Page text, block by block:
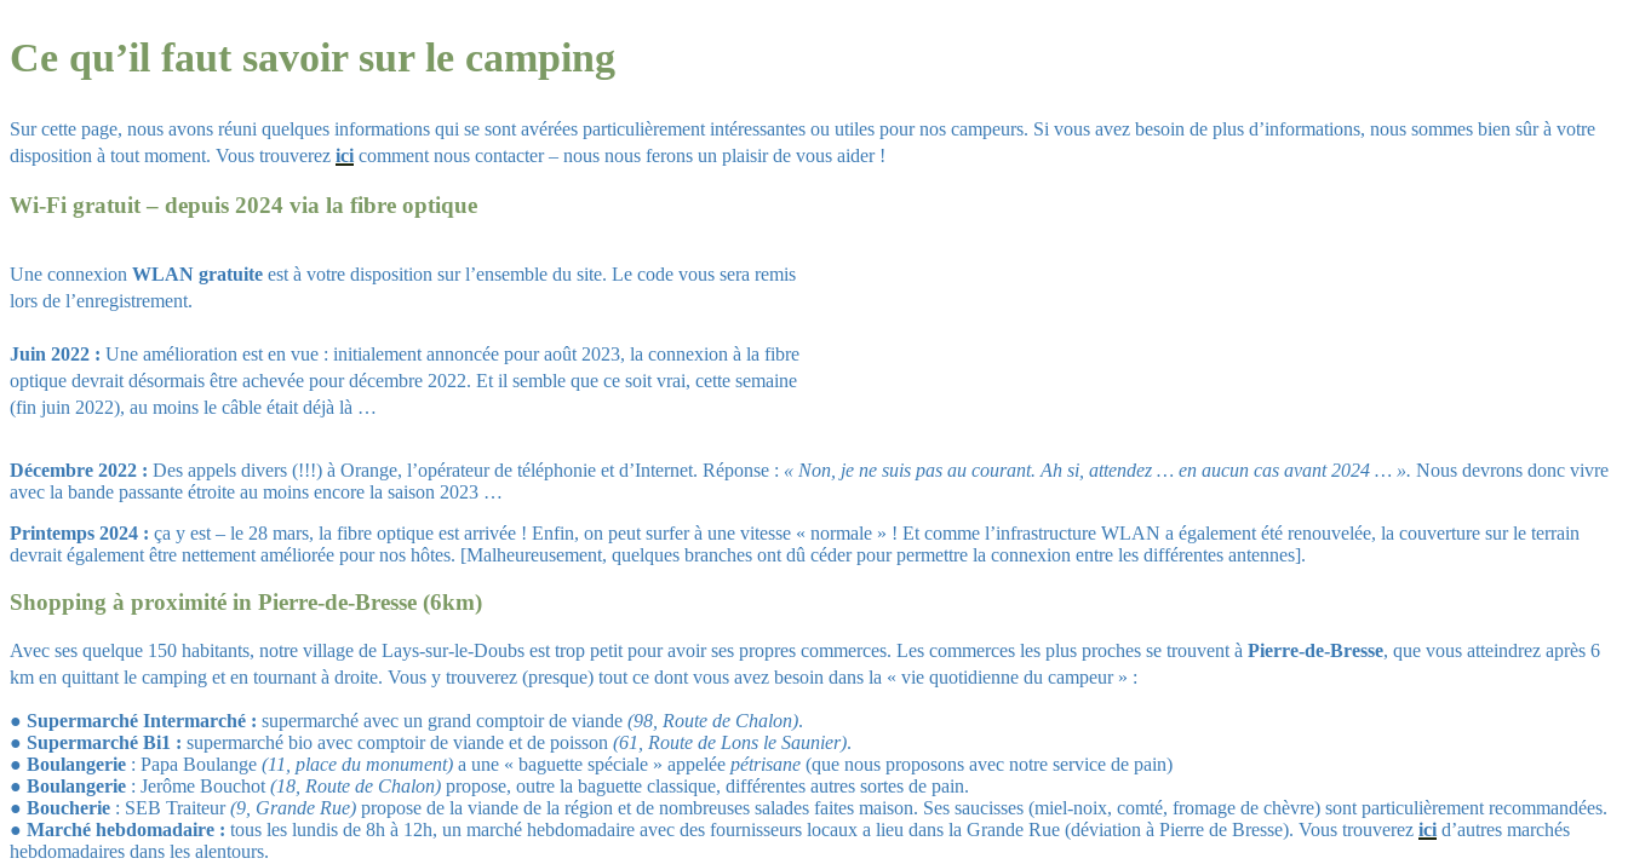
Ce qu’il faut savoir sur le camping
Sur cette page, nous avons réuni quelques informations qui se sont avérées particulièrement intéressantes ou utiles pour nos campeurs. Si vous avez besoin de plus d’informations, nous sommes bien sûr à votre
disposition à tout moment. Vous trouverez ici comment nous contacter– nous nous ferons un plaisir de vous aider !
Wi-Fi gratuit – depuis 2024 via la fibre optique
Une connexion WLAN gratuite est à votre disposition sur l’ensemble du site. Le code vous sera remis
lors de l’enregistrement.
Juin 2022 : Une amélioration est en vue : initialement annoncée pour août 2023, la connexion à la fibre
optique devrait désormais être achevée pour décembre 2022. Et il semble que ce soit vrai, cette semaine
(fin juin 2022), au moins le câble était déjà là …
Décembre 2022 : Des appels divers (!!!) à Orange, l’opérateur de téléphonie et d’Internet. Réponse : « Non, je ne suis pas au courant. Ah si, attendez … en aucun cas avant 2024 … ». Nous devrons donc vivre
avec la bande passante étroite au moins encore la saison 2023 …
Printemps 2024 : ça y est – le 28 mars, la fibre optique est arrivée ! Enfin, on peut surfer à une vitesse « normale » ! Et comme l’infrastructure WLAN a également été renouvelée, la couverture sur le terrain
devrait également être nettement améliorée pour nos hôtes. [Malheureusement, quelques branches ont dû céder pour permettre la connexion entre les différentes antennes].
Shopping à proximité in Pierre-de-Bresse (6km)
Avec ses quelque 150 habitants, notre village de Lays-sur-le-Doubs est trop petit pour avoir ses propres commerces. Les commerces les plus proches se trouvent à Pierre-de-Bresse, que vous atteindrez après 6
km en quittant le camping et en tournant à droite. Vous y trouverez (presque) tout ce dont vous avez besoin dans la « vie quotidienne du campeur » :
● Supermarché Intermarché : supermarché avec un grand comptoir de viande (98, Route de Chalon).
● Supermarché Bi1 : supermarché bio avec comptoir de viande et de poisson (61, Route de Lons le Saunier).
● Boulangerie : Papa Boulange (11, place du monument) a une « baguette spéciale » appelée pétrisane (que nous proposons avec notre service de pain)
● Boulangerie : Jerôme Bouchot (18, Route de Chalon) propose, outre la baguette classique, différentes autres sortes de pain.
● Boucherie : SEB Traiteur(9, Grande Rue) propose de la viande de la région et de nombreuses salades faites maison. Ses saucisses (miel-noix, comté, fromage de chèvre) sont particulièrement recommandées.
● Marché hebdomadaire : tous les lundis de 8h à 12h, un marché hebdomadaire avec des fournisseurs locaux a lieu dans la Grande Rue (déviation à Pierre de Bresse). Vous trouverez ici d’autres marchés
hebdomadaires dans les alentours.